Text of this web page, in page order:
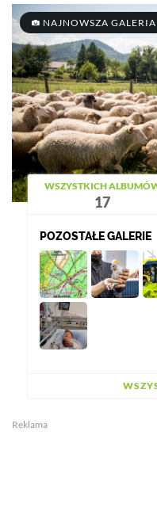
NAJNOWSZA GALERIA
WSZYSTKICH
17
POZOSTAŁE GALERIE
Reklama